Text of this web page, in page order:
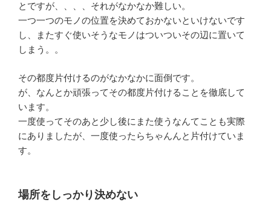
とですが、、、、それがなかなか難しい。
一つ一つのモノの位置を決めておかないといけないです
し、またすぐ使いそうなモノはついついその辺に置いて
しまう。。
その都度片付けるのがなかなかに面倒です。
が、なんとか頑張ってその都度片付けることを徹底して
います。
一度使ってそのあと少し後にまた使うなんてことも実際
にありましたが、一度使ったらちゃんんと片付けていま
す。
場所をしっかり決めない